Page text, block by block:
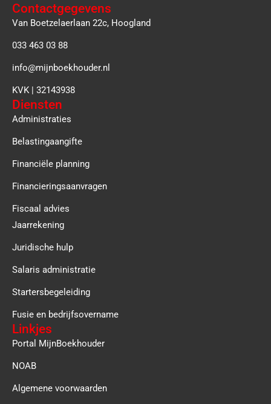
Contactgegevens
Van Boetzelaerlaan 22c, Hoogland
033 463 03 88
info@mijnboekhouder.nl
KVK | 32143938
Diensten
Administraties
Belastingaangifte
Financiële planning
Financieringsaanvragen
Fiscaal advies
Jaarrekening
Juridische hulp
Salaris administratie
Startersbegeleiding
Fusie en bedrijfsovername
Linkjes
Portal MijnBoekhouder
NOAB
Algemene voorwaarden